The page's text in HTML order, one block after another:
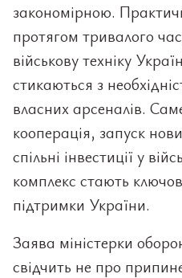
закономірною.
протягом тривалого
військову техніку
стикаються з
власних арсеналів.
кооперація, запуск
спільні інвестиції у
комплекс стають
підтримки України.
Заява міністерки
свідчить не про